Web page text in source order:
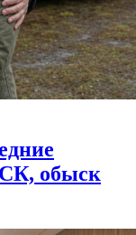
СК, обыск